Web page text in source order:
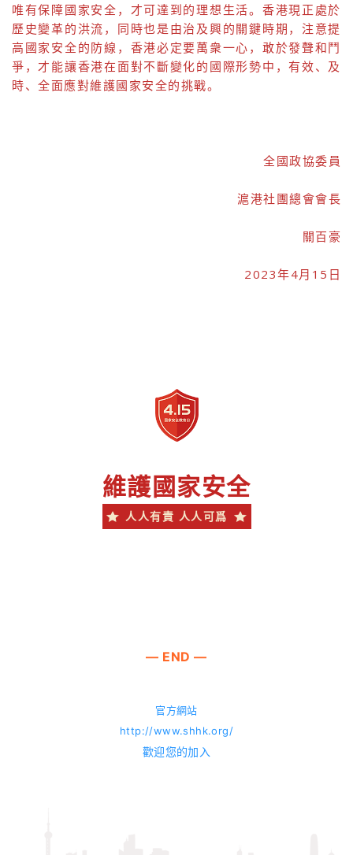
唯有保障國家安全，才可達到的理想生活。香港現正處於
歷史變革的洪流，同時也是由治及興的關鍵時期，注意提
高國家安全的防線，香港必定要萬衆一心，敢於發聲和鬥
爭，才能讓香港在面對不斷變化的國際形勢中，有效、及
時、全面應對維護國家安全的挑戰。
全國政協委員
滬港社團總會會長
關百豪
2023年4月15日
維護國家安全
人人有責 人人可爲
— END —
官方網站
http://www.shhk.org/
歡迎您的加入